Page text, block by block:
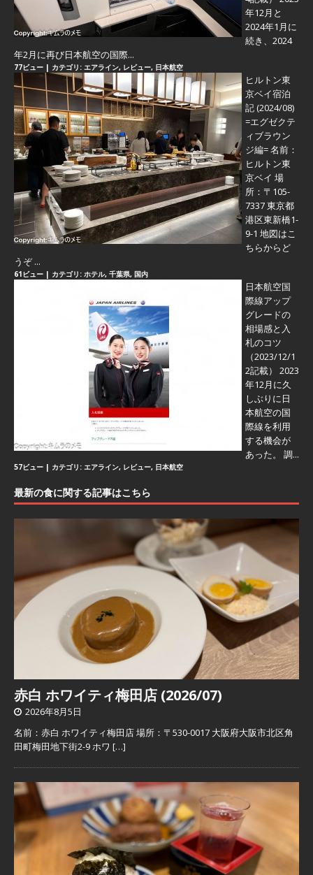
年12月と
2024年1月に
続き、2024
年2月に再び日本航空の国際...
77ビュー | カテゴリ: エアライン, レビュー, 日本航空
ヒルトン東
京ベイ宿泊
記 (2024/08)
=エグゼクテ
ィブラウン
ジ編=名前：
ヒルトン東
京ベイ 場
所：〒105-
7337 東京都
港区東新橋1-
9-1 地図はこ
ちらからど
うぞ ...
61ビュー | カテゴリ: ホテル, 千葉県, 国内
日本航空国
際線アップ
グレードの
相場感と入
札のコツ
（2023/12/1
2記載） 2023
年12月に久
しぶりに日
本航空の国
際線を利用
する機会が
あった。 調...
57ビュー | カテゴリ: エアライン, レビュー, 日本航空
最新の食に関する記事はこちら
赤白 ホワイティ梅田店 (2026/07)
2026年8月5日
名前：赤白 ホワイティ梅田店 場所：〒530-0017 大阪府大阪市北区角
田町梅田地下街2-9 ホワ […]